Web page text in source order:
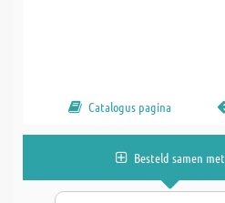
Catalogus pagina
Besteld samen met